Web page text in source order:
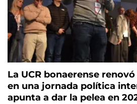
La UCR bonaerense
en una jornada política
apunta a dar la pelea en